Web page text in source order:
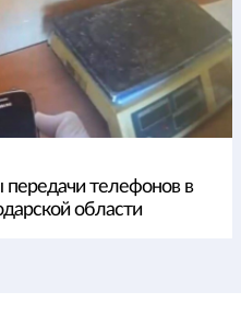
телефонов в
области